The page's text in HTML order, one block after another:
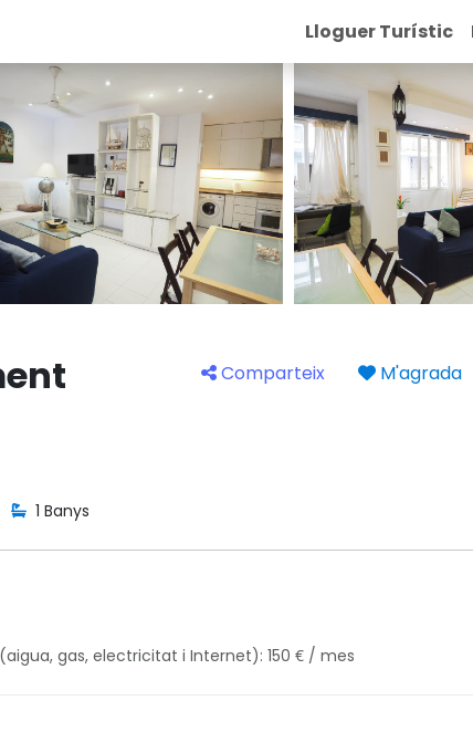
Lloguer Turístic
Comparteix M'agrada
1 Banys
gas, electricitat i Internet): 150 € / mes